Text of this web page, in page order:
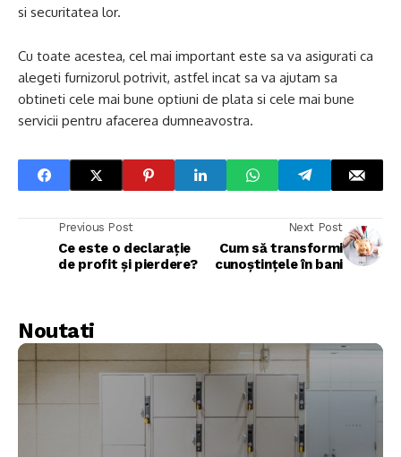
si securitatea lor.
Cu toate acestea, cel mai important este sa va asigurati ca
alegeti furnizorul potrivit, astfel incat sa va ajutam sa
obtineti cele mai bune optiuni de plata si cele mai bune
servicii pentru afacerea dumneavostra.
Previous Post
Ce este o declarație
de profit și pierdere?
Next Post
Cum să transformi
cunoștințele în bani
Noutati